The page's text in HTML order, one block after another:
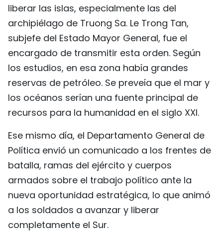
liberar las islas, especialmente las del
archipiélago de Truong Sa. Le Trong Tan,
subjefe del Estado Mayor General, fue el
encargado de transmitir esta orden. Según
los estudios, en esa zona había grandes
reservas de petróleo. Se preveía que el mar y
los océanos serían una fuente principal de
recursos para la humanidad en el siglo XXI.
Ese mismo día, el Departamento General de
Política envió un comunicado a los frentes de
batalla, ramas del ejército y cuerpos
armados sobre el trabajo político ante la
nueva oportunidad estratégica, lo que animó
a los soldados a avanzar y liberar
completamente el Sur.